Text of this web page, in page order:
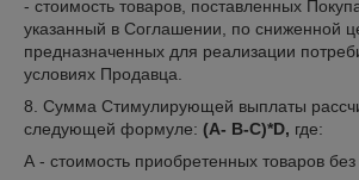
- стоимость товаров, поставленных
указанный в Соглашении, по сниженной
предназначенных для реализации
условиях Продавца.
8. Сумма Стимулирующей выплаты
следующей формуле: (А- В-С)*D, где:
А - стоимость приобретенных товаров